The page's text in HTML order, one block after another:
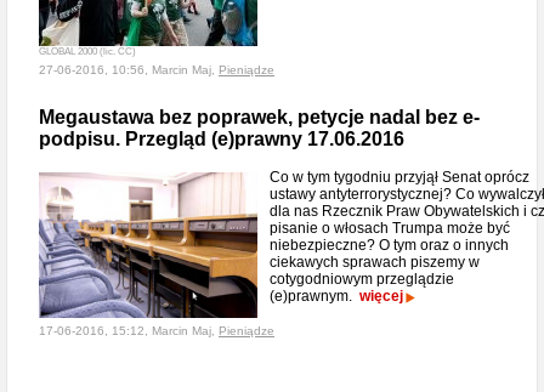
GLOBAL 2000 (lic. CC)
27-06-2016, 10:56, Marcin Maj, Pieniądze
Megaustawa bez poprawek, petycje nadal bez e-
podpisu. Przegląd (e)prawny 17.06.2016
Co w tym tygodniu przyjął Senat oprócz
ustawy antyterrorystycznej? Co wywalczył
dla nas Rzecznik Praw Obywatelskich i
pisanie o włosach Trumpa może być
niebezpieczne? O tym oraz o innych
ciekawych sprawach piszemy w
cotygodniowym przeglądzie
(e)prawnym. więcej
17-06-2016, 15:12, Marcin Maj, Pieniądze